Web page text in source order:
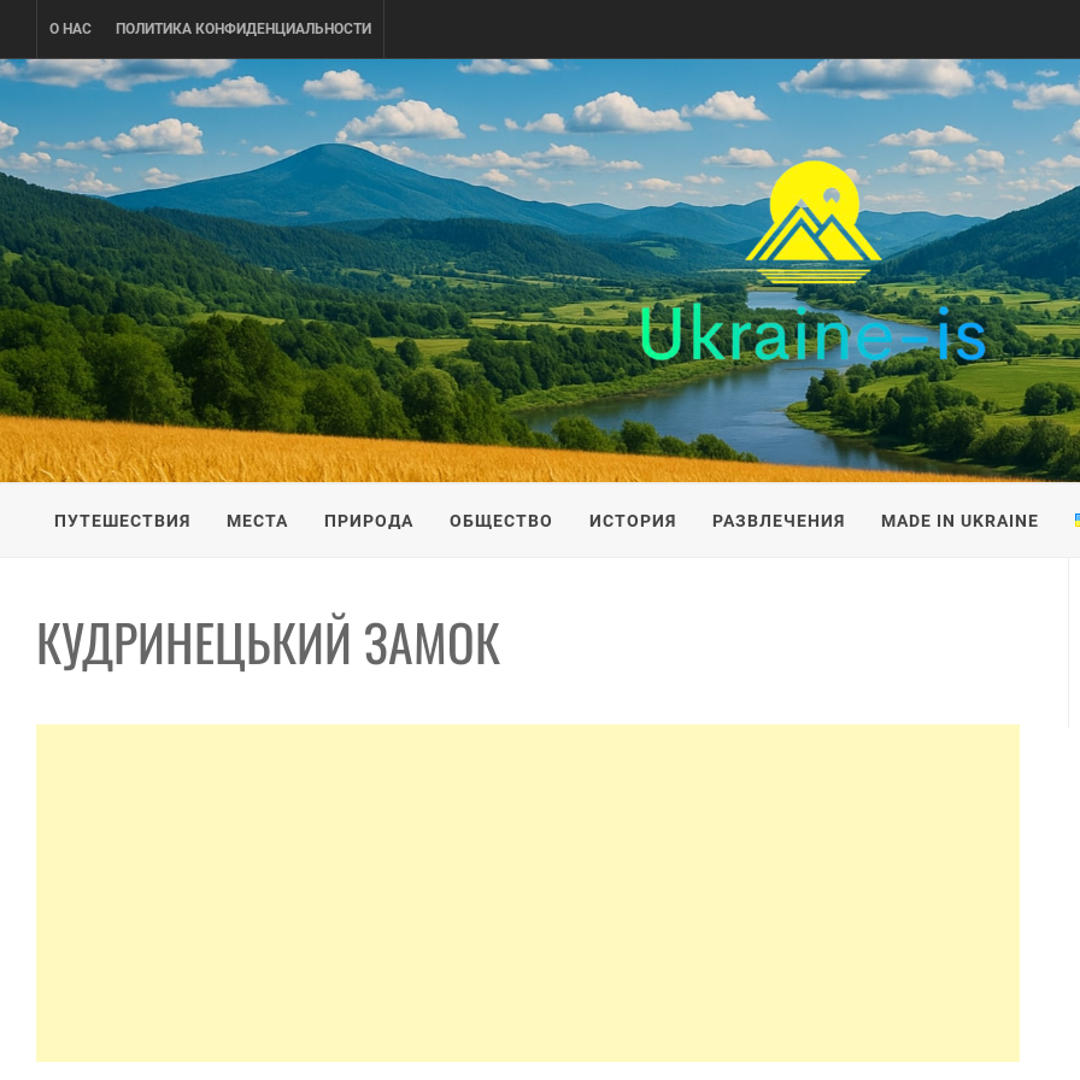
content
О НАС ПОЛИТИКА КОНФИДЕНЦИАЛЬНОСТИ
UKRAINE-IS
ПУТЕШЕСТВИЕ ПО УКРАИНЕ
ПУТЕШЕСТВИЯ МЕСТА ПРИРОДА ОБЩЕСТВО ИСТОРИЯ РАЗВЛЕЧЕНИЯ MADE IN UKRAINE
КУДРИНЕЦЬКИЙ ЗАМОК